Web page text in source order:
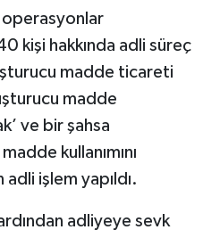
operasyonlar
kişi hakkında adli süreç
madde ticareti
madde
ve bir şahsa
kullanımını
adli işlem yapıldı.
adliyeye sevk